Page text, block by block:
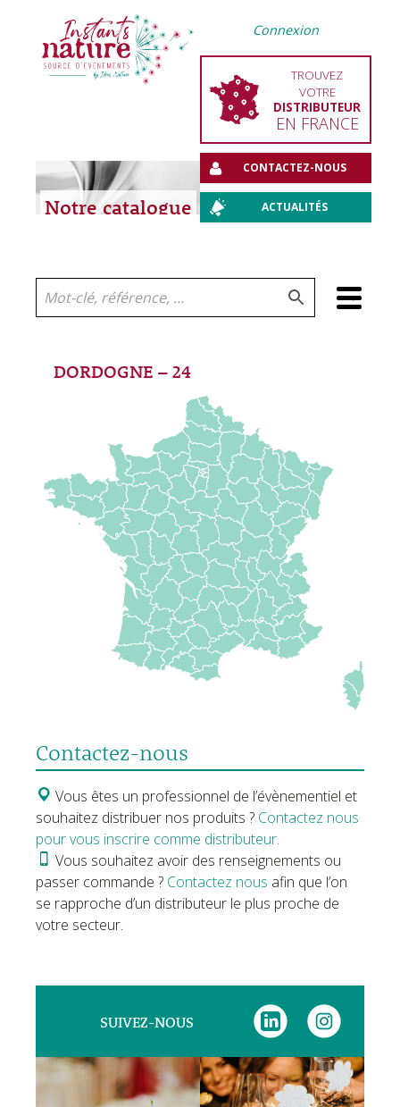
SUIVEZ-NOUS
Connexion
TROUVEZ
VOTRE
DISTRIBUTEUR
EN FRANCE
CONTACTEZ-NOUS
ACTUALITÉS
Notre catalogue
Aller
au
DORDOGNE – 24
Contactez-nous
Vous êtes un professionnel de l’évènementiel et
souhaitez distribuer nos produits ? Contactez nous
pour vous inscrire comme distributeur.
Vous souhaitez avoir des renseignements ou
passer commande ? Contactez nous afin que l’on
se rapproche d’un distributeur le plus proche de
votre secteur.